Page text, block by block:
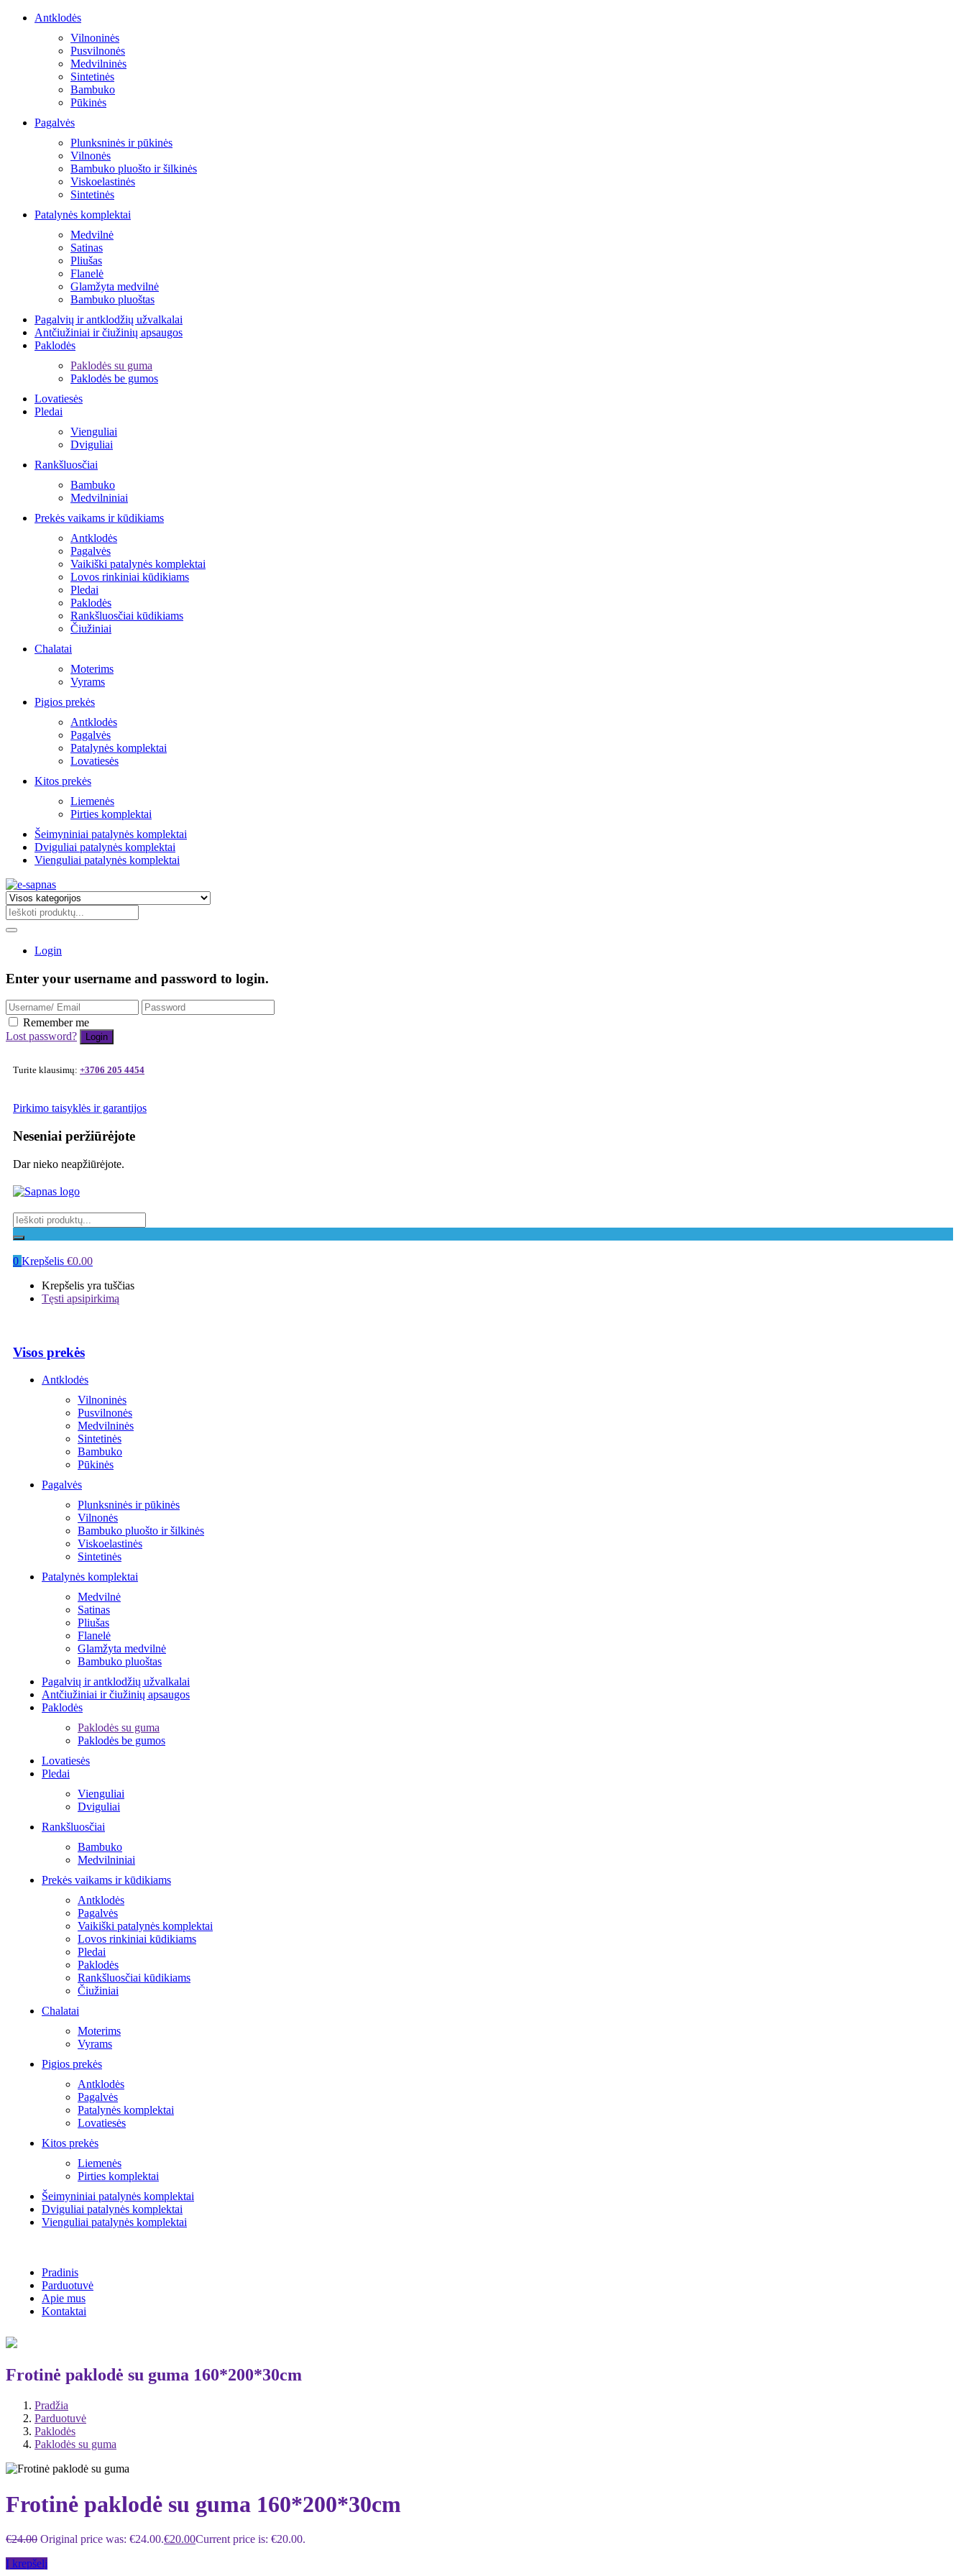
Antklodės
Vilnoninės
Pusvilnonės
Medvilninės
Sintetinės
Bambuko
Pūkinės
Pagalvės
Plunksninės ir pūkinės
Vilnonės
Bambuko pluošto ir šilkinės
Viskoelastinės
Sintetinės
Patalynės komplektai
Medvilnė
Satinas
Pliušas
Flanelė
Glamžyta medvilnė
Bambuko pluoštas
Pagalvių ir antklodžių užvalkalai
Antčiužiniai ir čiužinių apsaugos
Paklodės
Paklodės su guma
Paklodės be gumos
Lovatiesės
Pledai
Vienguliai
Dviguliai
Rankšluosčiai
Bambuko
Medvilniniai
Prekės vaikams ir kūdikiams
Antklodės
Pagalvės
Vaikiški patalynės komplektai
Lovos rinkiniai kūdikiams
Pledai
Paklodės
Rankšluosčiai kūdikiams
Čiužiniai
Chalatai
Moterims
Vyrams
Pigios prekės
Antklodės
Pagalvės
Patalynės komplektai
Lovatiesės
Kitos prekės
Liemenės
Pirties komplektai
Šeimyniniai patalynės komplektai
Dviguliai patalynės komplektai
Vienguliai patalynės komplektai
Login
Enter your username and password to login.
Remember me
Lost password?
Turite klausimų: +3706 205 4454
Pirkimo taisyklės ir garantijos
Neseniai peržiūrėjote
Dar nieko neapžiūrėjote.
0 Krepšelis €0.00
Krepšelis yra tuščias
Tęsti apsipirkimą
Visos prekės
Antklodės
Vilnoninės
Pusvilnonės
Medvilninės
Sintetinės
Bambuko
Pūkinės
Pagalvės
Plunksninės ir pūkinės
Vilnonės
Bambuko pluošto ir šilkinės
Viskoelastinės
Sintetinės
Patalynės komplektai
Medvilnė
Satinas
Pliušas
Flanelė
Glamžyta medvilnė
Bambuko pluoštas
Pagalvių ir antklodžių užvalkalai
Antčiužiniai ir čiužinių apsaugos
Paklodės
Paklodės su guma
Paklodės be gumos
Lovatiesės
Pledai
Vienguliai
Dviguliai
Rankšluosčiai
Bambuko
Medvilniniai
Prekės vaikams ir kūdikiams
Antklodės
Pagalvės
Vaikiški patalynės komplektai
Lovos rinkiniai kūdikiams
Pledai
Paklodės
Rankšluosčiai kūdikiams
Čiužiniai
Chalatai
Moterims
Vyrams
Pigios prekės
Antklodės
Pagalvės
Patalynės komplektai
Lovatiesės
Kitos prekės
Liemenės
Pirties komplektai
Šeimyniniai patalynės komplektai
Dviguliai patalynės komplektai
Vienguliai patalynės komplektai
Pradinis
Parduotuvė
Apie mus
Kontaktai
Frotinė paklodė su guma 160*200*30cm
Pradžia
Parduotuvė
Paklodės
Paklodės su guma
Frotinė paklodė su guma 160*200*30cm
€24.00 Original price was: €24.00.€20.00Current price is: €20.00.
Į krepšelį